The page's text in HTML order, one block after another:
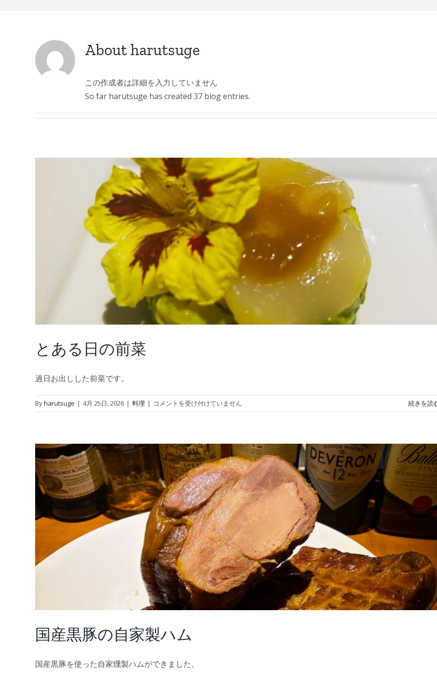
About harutsuge
この作成者は詳細を入力していません
So far harutsuge has created 37 blog entries.
とある日の前菜
過日お出しした前菜です。
Byharutsuge | 4月 25日, 2026 | 料理 | と
あ
の
菜
は
コメントを受け付けていません 続きを読
国産黒豚の自家製ハム
国産黒豚を使った自家燻製ハムができました。